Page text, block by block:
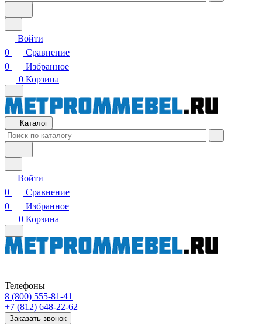
Войти
0
Сравнение
0
Избранное
0 Корзина
Каталог
Войти
0
Сравнение
0
Избранное
0 Корзина
Телефоны
8 (800) 555-81-41
+7 (812) 648-22-62
Заказать звонок